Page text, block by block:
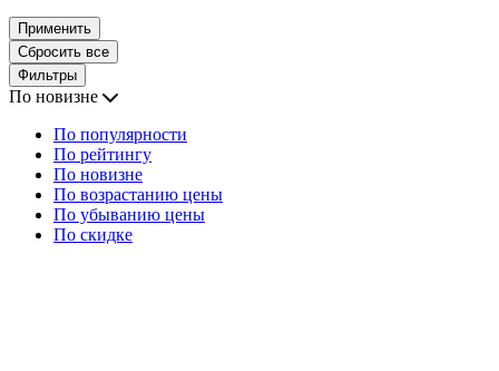
Применить
Сбросить все
Фильтры
По новизне
По популярности
По рейтингу
По новизне
По возрастанию цены
По убыванию цены
По скидке